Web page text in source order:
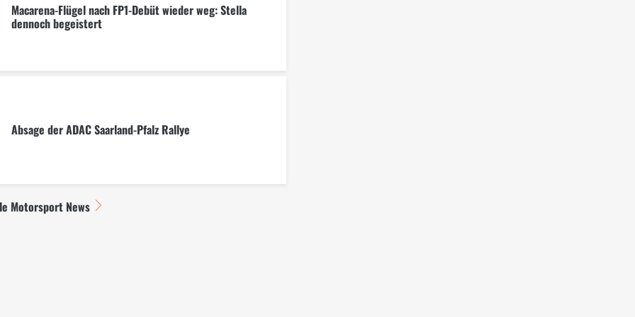
Macarena-Flügel nach FP1-Debüt wieder weg: Stella
dennoch begeistert
Absage der ADAC Saarland-Pfalz Rallye
Motorsport News